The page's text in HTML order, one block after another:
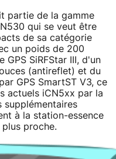
partie de la gamme
qui se veut être
de sa catégorie
un poids de 200
GPS SiRFStar III, d'un
(antireflet) et du
GPS SmartST V3, ce
actuels iCN5xx par la
supplémentaires
à la station-essence
proche.